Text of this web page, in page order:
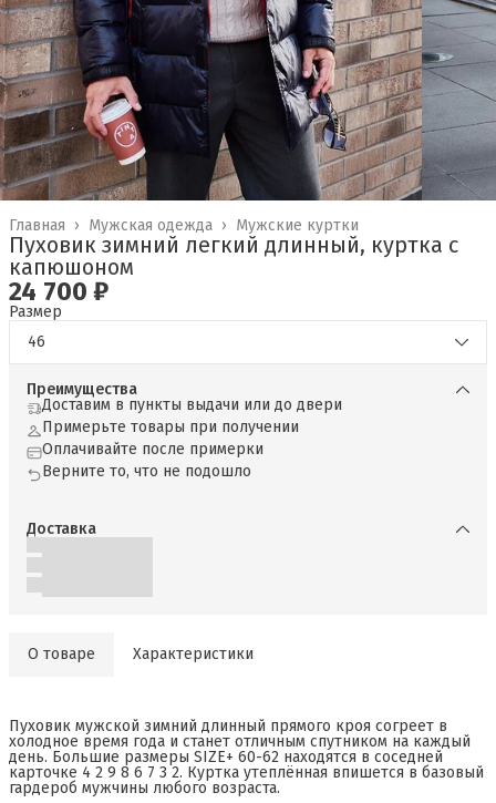
Мужские куртки
Мужская одежда ›
Главная ›
Пуховик зимний легкий длинный, куртка с
капюшоном
24 700 ₽
Размер
46
Преимущества
Доставим в пункты выдачи или до двери
Примерьте товары при получении
Оплачивайте после примерки
Верните то, что не подошло
Доставка
О товаре Характеристики
Пуховик мужской зимний длинный прямого кроя согреет в
холодное время года и станет отличным спутником на каждый
день. Большие размеры SIZE+ 60-62 находятся в соседней
карточке 4 2 9 8 6 7 3 2. Куртка утеплённая впишется в базовый
гардероб мужчины любого возраста.